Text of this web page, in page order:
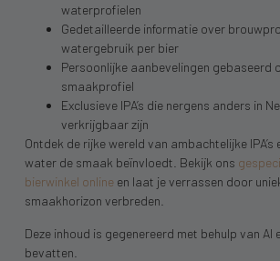
waterprofielen
Gedetailleerde informatie over
watergebruik per bier
Persoonlijke aanbevelingen gebaseerd
smaakprofiel
Exclusieve IPA’s die nergens anders in
verkrijgbaar zijn
Ontdek de rijke wereld van ambachtelijke IPA’s
water de smaak beïnvloedt. Bekijk ons
bierwinkel onlineen laat je verrassen door
smaakhorizon verbreden.
Deze inhoud is gegenereerd met behulp van AI
bevatten.